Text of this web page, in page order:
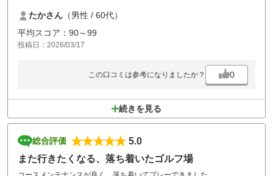
いて
ミドルも中々距離もあり 楽しめました
ぜひｺﾝﾍﾟで利用したら面白いと思い今後のゴルフで楽しめそうです
たかさん （男性 / 60代）
平均スコア：90～99
投稿日：2026/03/17
この口コミは参考になりましたか？ 0
続きを見る
総合評価
5.0
また行きたくなる、落ち着いたゴルフ場